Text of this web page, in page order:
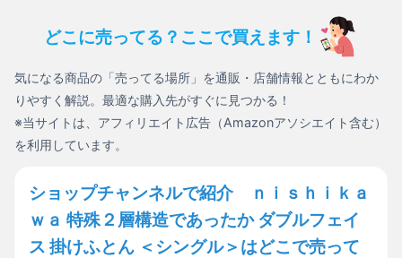
どこに売ってる？ここで買えます！
気になる商品の「売ってる場所」を通販・店舗情報とともにわか
りやすく解説。最適な購入先がすぐに見つかる！
※当サイトは、アフィリエイト広告（Amazonアソシエイト含む）
を利用しています。
ショップチャンネルで紹介 ｎｉｓｈｉｋａ
ｗａ 特殊２層構造であったか ダブルフェイ
ス 掛けふとん ＜シングル＞はどこで売って